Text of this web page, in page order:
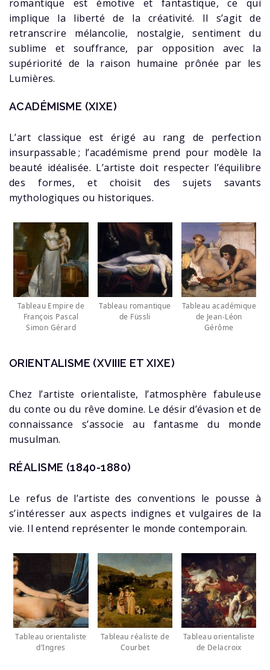
romantique est émotive et fantastique, ce qui
implique la liberté de la créativité. Il s’agit de
retranscrire mélancolie, nostalgie, sentiment du
sublime et souffrance, par opposition avec la
supériorité de la raison humaine prônée par les
Lumières.
ACADÉMISME (XIXE)
L’art classique est érigé au rang de perfection
insurpassable ; l’académisme prend pour modèle la
beauté idéalisée. L’artiste doit respecter l’équilibre
des formes, et choisit des sujets savants
mythologiques ou historiques.
Tableau Empire de
François Pascal
Simon Gérard
Tableau romantique
de Füssli
Tableau académique
de Jean-Léon
Gérôme
ORIENTALISME (XVIIIE ET XIXE)
Chez l’artiste orientaliste, l’atmosphère fabuleuse
du conte ou du rêve domine. Le désir d’évasion et de
connaissance s’associe au fantasme du monde
musulman.
RÉALISME (1840-1880)
Le refus de l’artiste des conventions le pousse à
s’intéresser aux aspects indignes et vulgaires de la
vie. Il entend représenter le monde contemporain.
Tableau orientaliste
d’Ingres
Tableau réaliste de
Courbet
Tableau orientaliste
de Delacroix